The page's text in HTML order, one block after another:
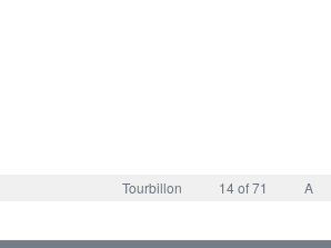
Tourbillon 14 of 71 A